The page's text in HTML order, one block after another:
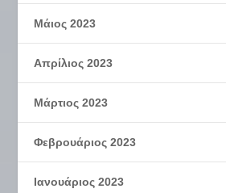
Μάιος 2023
Απρίλιος 2023
Μάρτιος 2023
Φεβρουάριος 2023
Ιανουάριος 2023